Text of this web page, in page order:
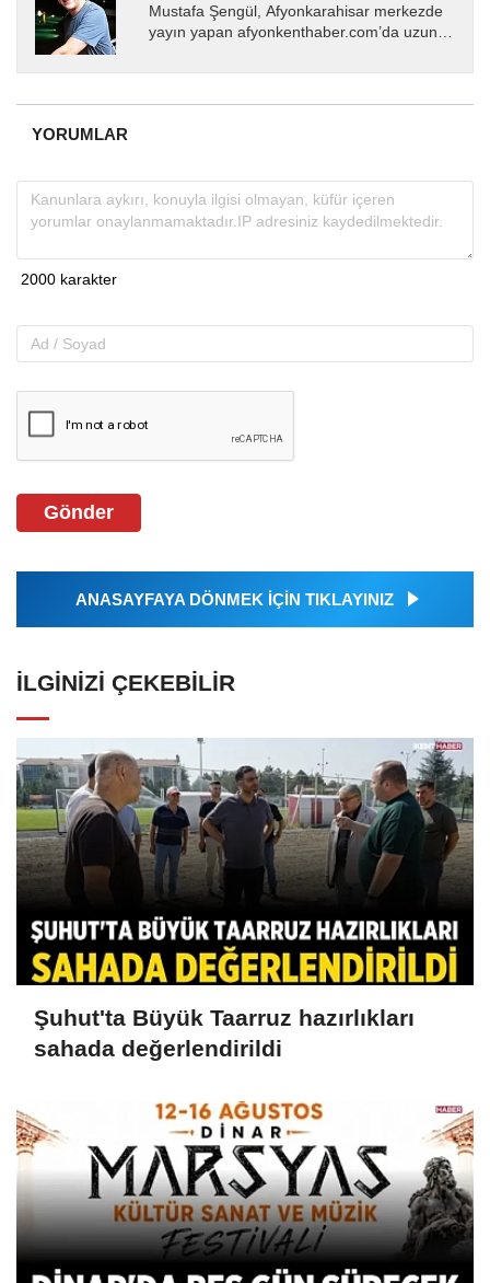
Mustafa Şengül, Afyonkarahisar merkezde
yayın yapan afyonkenthaber.com’da uzun
almakta, haber akışı...
YORUMLAR
Gönder
ANASAYFAYA DÖNMEK İÇİN TIKLAYINIZ
İLGINIZI ÇEKEBILIR
Şuhut'ta Büyük Taarruz hazırlıkları
sahada değerlendirildi